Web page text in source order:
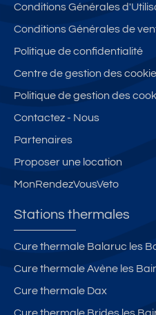
Conditions Générales
Conditions Générales de
Politique de confidentialité
Centre de gestion des
Politique de gestion des
Contactez - Nous
Partenaires
Proposer une location
MonRendezVousVeto
Stations thermales
Cure thermale Balaruc les
Cure thermale Avène les
Cure thermale Dax
Cure thermale Brides les